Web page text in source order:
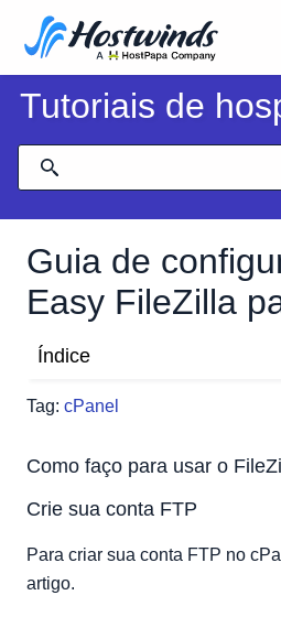
Tutoriais de
Guia de
Easy FileZilla
Tag: cPanel
Índice
Crie sua conta FTP
Configurar Filezilla Manualmente
Configurar Filezilla
Como faço para usar o
Crie sua conta FTP
Para criar sua conta FTP no
artigo.